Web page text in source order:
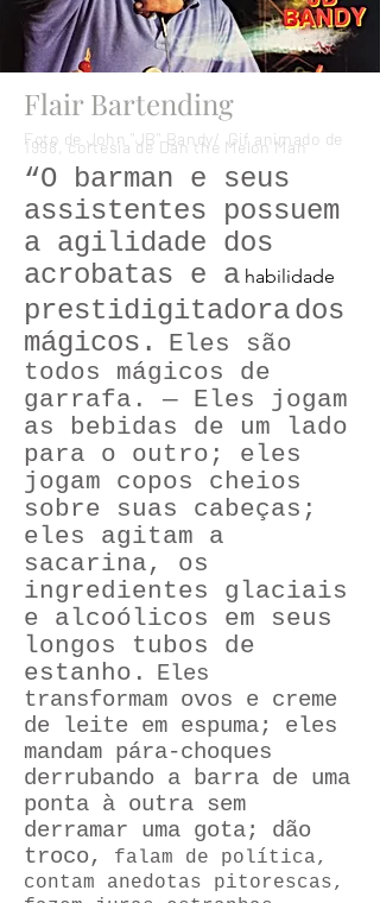
Flair Bartending
Foto de John "JB" Bandy/ Gif animado de
1998, cortesia de Dan the Melon Man
“O barman e seus
assistentes possuem
a agilidade dos
acrobatas e a habilidade
prestidigitadorados
mágicos.
Eles são
todos mágicos de
garrafa. — Eles jogam
as bebidas de um lado
para o outro; eles
jogam copos cheios
sobre suas cabeças;
eles agitam a
sacarina, os
ingredientes glaciais
e alcoólicos em seus
longos tubos de
estanho.
Eles
transformam ovos e creme
de leite em espuma; eles
mandam pára-choques
derrubando a barra de uma
ponta à outra sem
derramar uma gota; dão
troco,
falam de política,
contam anedotas pitorescas,